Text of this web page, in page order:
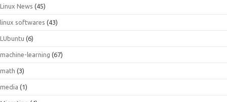
Linux News (45)
linux softwares (43)
LUbuntu (6)
machine-learning (67)
math (3)
media (1)